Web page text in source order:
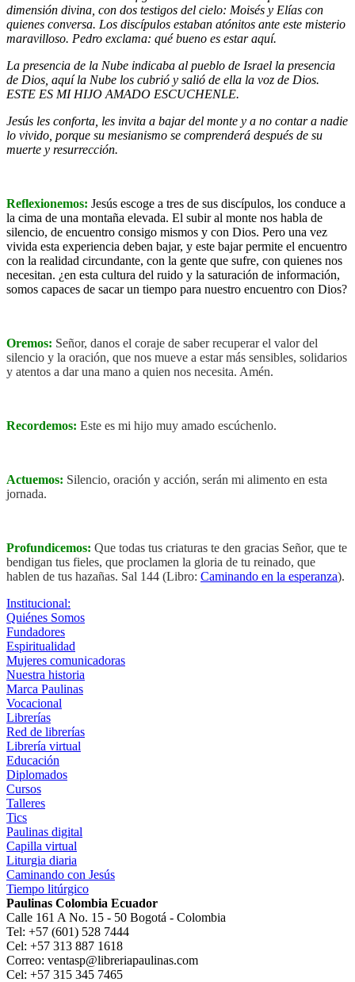
dimensión divina, con dos testigos del cielo: Moisés y Elías con
quienes conversa. Los discípulos estaban atónitos ante este misterio
maravilloso. Pedro exclama: qué bueno es estar aquí.
La presencia de la Nube indicaba al pueblo de Israel la presencia
de Dios, aquí la Nube los cubrió y salió de ella la voz de Dios.
ESTE ES MI HIJO AMADO ESCUCHENLE.
Jesús les conforta, les invita a bajar del monte y a no contar a nadie
lo vivido, porque su mesianismo se comprenderá después de su
muerte y resurrección.
Reflexionemos: Jesús escoge a tres de sus discípulos, los conduce a
la cima de una montaña elevada. El subir al monte nos habla de
silencio, de encuentro consigo mismos y con Dios. Pero una vez
vivida esta experiencia deben bajar, y este bajar permite el encuentro
con la realidad circundante, con la gente que sufre, con quienes nos
necesitan. ¿en esta cultura del ruido y la saturación de información,
somos capaces de sacar un tiempo para nuestro encuentro con Dios?
Oremos: Señor, danos el coraje de saber recuperar el valor del
silencio y la oración, que nos mueve a estar más sensibles, solidarios
y atentos a dar una mano a quien nos necesita. Amén.
Recordemos: Este es mi hijo muy amado escúchenlo.
Actuemos: Silencio, oración y acción, serán mi alimento en esta
jornada.
Profundicemos: Que todas tus criaturas te den gracias Señor, que te
bendigan tus fieles, que proclamen la gloria de tu reinado, que
hablen de tus hazañas. Sal 144 (Libro: Caminando en la esperanza).
Institucional:
Quiénes Somos
Fundadores
Espiritualidad
Mujeres comunicadoras
Nuestra historia
Marca Paulinas
Vocacional
Librerías
Red de librerías
Librería virtual
Educación
Diplomados
Cursos
Talleres
Tics
Paulinas digital
Capilla virtual
Liturgia diaria
Caminando con Jesús
Tiempo litúrgico
Paulinas Colombia Ecuador
Calle 161 A No. 15 - 50 Bogotá - Colombia
Tel: +57 (601) 528 7444
Cel: +57 313 887 1618
Correo: ventasp@libreriapaulinas.com
Cel: +57 315 345 7465